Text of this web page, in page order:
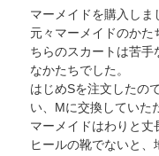
マーメイドを購入しま
元々マーメイドのかた
ちらのスカートは苦手
なかたちでした。
はじめSを注文したの
い、Mに交換していた
マーメイドはわりと丈
ヒールの靴でないと、